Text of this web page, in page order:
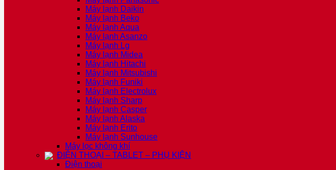
Máy lạnh Daikin
Máy lạnh Beko
Máy lạnh Aqua
Máy lạnh Asanzo
Máy lạnh Lg
Máy lạnh Midea
Máy lạnh Hitachi
Máy lạnh Mitsubishi
Máy lạnh Funiki
Máy lạnh Electrolux
Máy lạnh Sharp
Máy lạnh Casper
Máy lạnh Alaska
Máy lạnh Erito
Máy lạnh Sunhouse
Máy lọc không khí
ĐIỆN THOẠI – TABLET – PHỤ KIỆN
Điện thoại